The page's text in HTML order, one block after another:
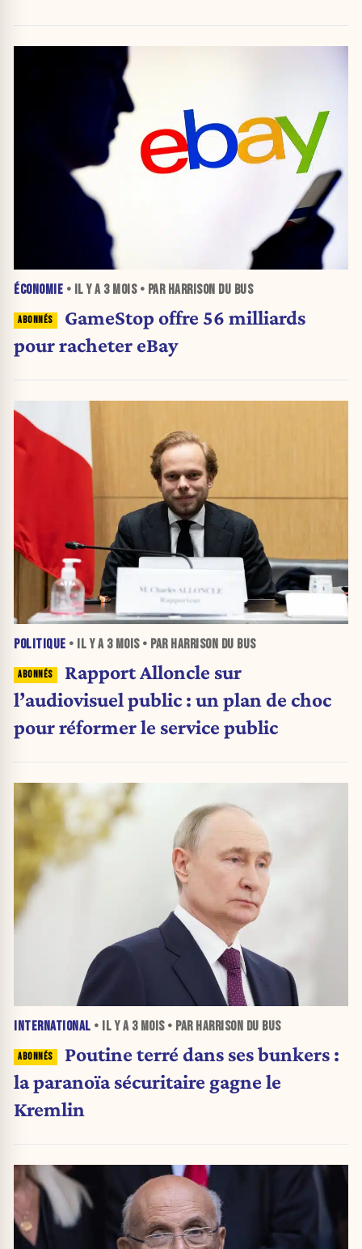
ÉCONOMIE • IL Y A 3 MOIS• PAR HARRISON DU BUS
GameStop offre 56 milliards
pour racheter eBay
POLITIQUE • IL Y A 3 MOIS• PAR HARRISON DU BUS
Rapport Alloncle sur
l’audiovisuel public : un plan de choc
pour réformer le service public
INTERNATIONAL • IL Y A 3 MOIS• PAR HARRISON DU BUS
Poutine terré dans ses bunkers :
la paranoïa sécuritaire gagne le
Kremlin